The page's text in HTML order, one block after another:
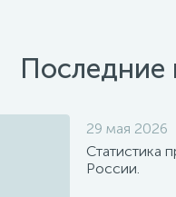
Последние
29 мая 2026
Статистика
России.